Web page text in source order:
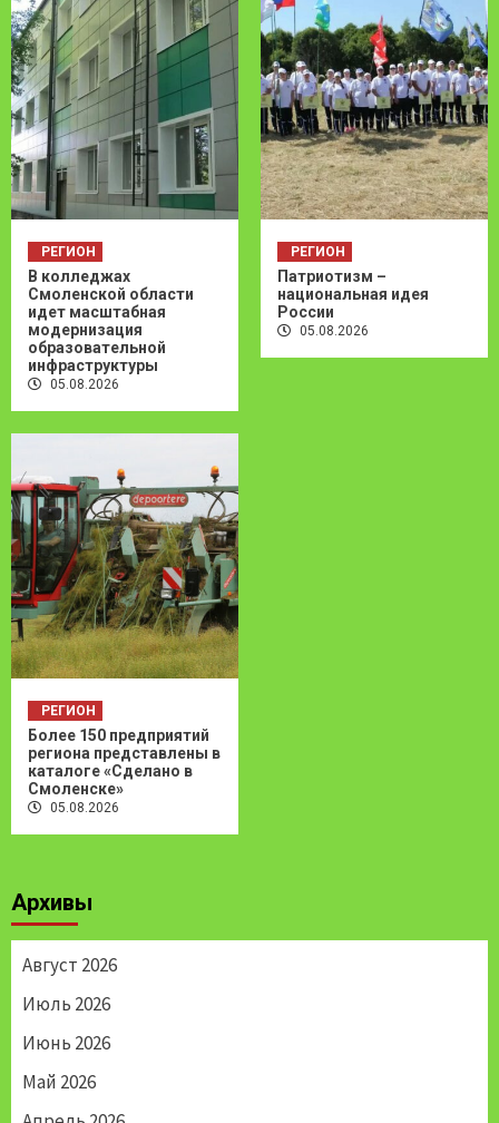
РЕГИОН
В колледжах
Смоленской области
идет масштабная
модернизация
образовательной
инфраструктуры
05.08.2026
РЕГИОН
Патриотизм –
национальная идея
России
05.08.2026
РЕГИОН
Более 150 предприятий
региона представлены в
каталоге «Сделано в
Смоленске»
05.08.2026
Архивы
Август 2026
Июль 2026
Июнь 2026
Май 2026